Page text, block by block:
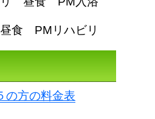
食 PMリハビリ
の方の料金表